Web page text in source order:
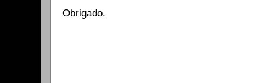
Obrigado.